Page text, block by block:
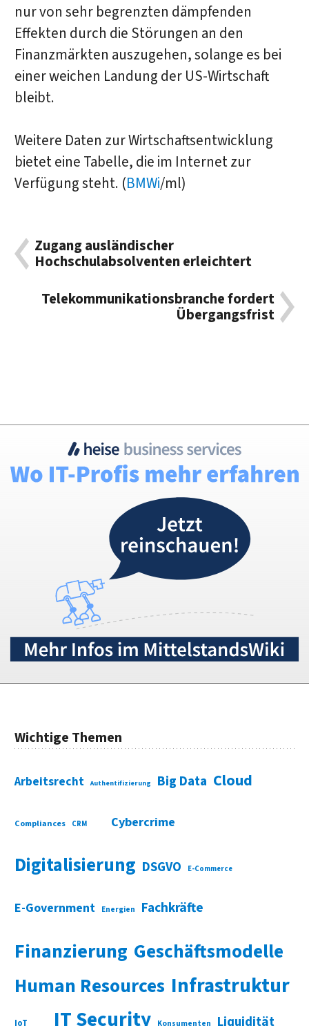
nur von sehr begrenzten dämpfenden
Effekten durch die Störungen an den
Finanzmärkten auszugehen, solange es bei
einer weichen Landung der US-Wirtschaft
bleibt.
Weitere Daten zur Wirtschaftsentwicklung
bietet eine Tabelle, die im Internet zur
Verfügung steht. (BMWi/ml)
Zugang ausländischer
Hochschulabsolventen erleichtert
Telekommunikationsbranche fordert
Übergangsfrist
Wichtige Themen
Arbeitsrecht Authentifizierung Big Data Cloud
Compliances CRM Cybercrime
Digitalisierung DSGVO E-Commerce
E-Government Energien Fachkräfte
Finanzierung Geschäftsmodelle
Human Resources Infrastruktur
IoT IT Security Konsumenten Liquidität